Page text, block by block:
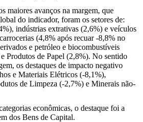
maiores avanços na margem, que
do indicador, foram os setores de:
indústrias extrativas (2,6%) e veículos
(4,8% após recuar -8,8% no
e petróleo e biocombustíveis
Produtos de Papel (2,8%). No sentido
os destaques de impacto negativo
e Materiais Elétricos (-8,1%),
de Limpeza (-2,7%) e Minerais não-
econômicas, o destaque foi a
dos Bens de Capital.